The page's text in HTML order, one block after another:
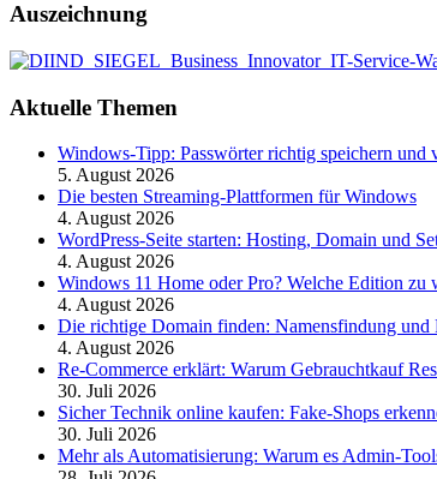
Auszeichnung
Aktuelle Themen
Windows-Tipp: Passwörter richtig speichern
5. August 2026
Die besten Streaming-Plattformen für Windows
4. August 2026
WordPress-Seite starten: Hosting, Domain und
4. August 2026
Windows 11 Home oder Pro? Welche Edition zu
4. August 2026
Die richtige Domain finden: Namensfindung und
4. August 2026
Re-Commerce erklärt: Warum Gebrauchtkauf
30. Juli 2026
Sicher Technik online kaufen: Fake-Shops
30. Juli 2026
Mehr als Automatisierung: Warum es Admin-